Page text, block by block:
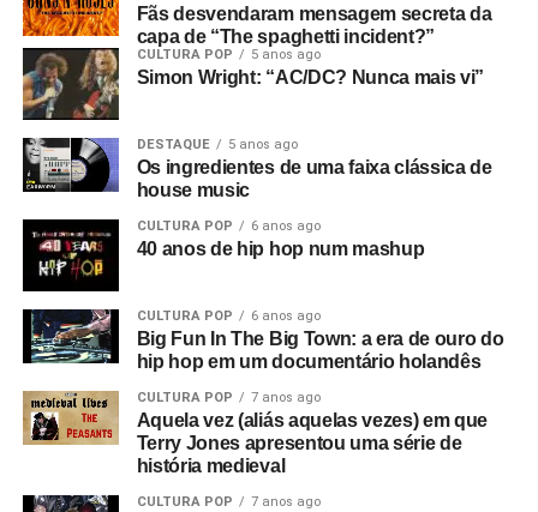
Fãs desvendaram mensagem secreta da
capa de “The spaghetti incident?”
CULTURA POP 5 anos ago
Simon Wright: “AC/DC? Nunca mais vi”
DESTAQUE 5 anos ago
Os ingredientes de uma faixa clássica de
house music
CULTURA POP 6 anos ago
40 anos de hip hop num mashup
CULTURA POP 6 anos ago
Big Fun In The Big Town: a era de ouro do
hip hop em um documentário holandês
CULTURA POP 7 anos ago
Aquela vez (aliás aquelas vezes) em que
Terry Jones apresentou uma série de
história medieval
CULTURA POP 7 anos ago